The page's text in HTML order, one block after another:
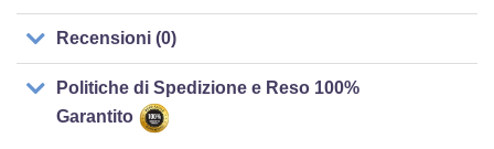
Recensioni (0)
Politiche di Spedizione e Reso 100%
Garantito